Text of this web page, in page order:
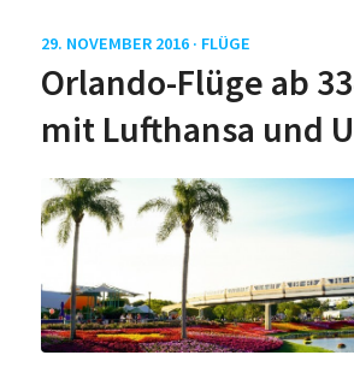
29. NOVEMBER 2016 · FLÜGE
Orlando-Flüge ab
mit Lufthansa und